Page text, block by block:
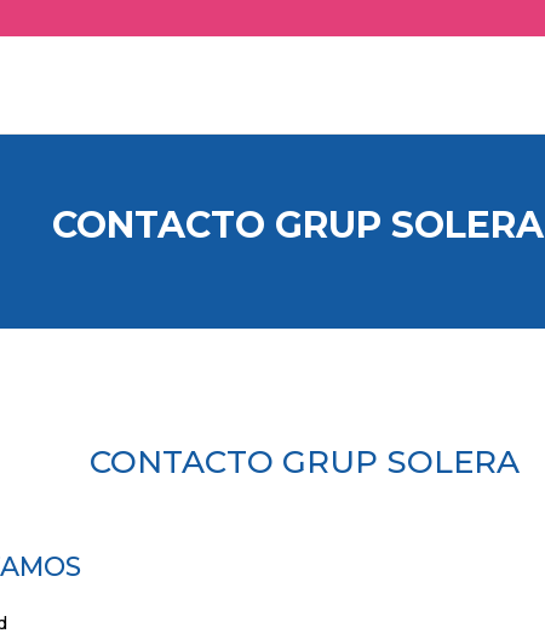
CONTACTO GRUP SOLERA
CONTACTO GRUP SOLERA